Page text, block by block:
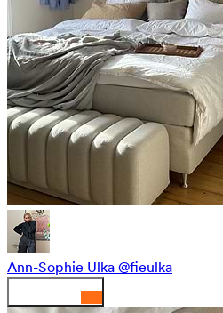
Ann-Sophie Ulka @fieulka